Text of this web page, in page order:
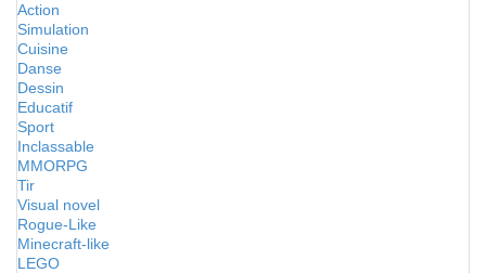
Action
Simulation
Cuisine
Danse
Dessin
Educatif
Sport
Inclassable
MMORPG
Tir
Visual novel
Rogue-Like
Minecraft-like
LEGO